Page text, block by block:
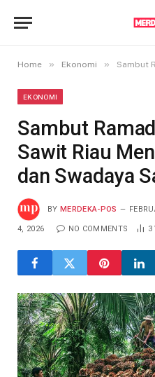
Home » Ekonomi » Sambut Ramadan
EKONOMI
Sambut
Sawit Riau
dan Swadaya
BY MERDEKA-POS
4, 2026 NO COMMENTS 3